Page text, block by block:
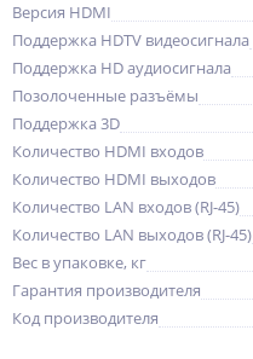
Версия HDMI
Поддержка HDTV видеосигнала
Поддержка HD аудиосигнала
Позолоченные разъёмы
Поддержка 3D
Количество HDMI входов
Количество HDMI выходов
Количество LAN входов (RJ-45)
Количество LAN выходов (RJ-45)
Вес в упаковке, кг
Гарантия производителя
Код производителя